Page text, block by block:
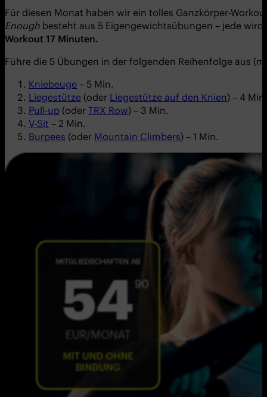
Für diesen Monat haben wir ein tolles Ganzkörper-
Enough besteht aus 5 Eigengewichtsübungen – jede
Workout 17 Minuten.
Führe die 5 Übungen in der folgenden Reihenfolge aus
Kniebeuge – 5 Min.
Liegestütze (oder Liegestütze auf den Knien) – 4 Min.
Pull-up (oder TRX Row) – 3 Min.
V-Sit – 2 Min.
Burpees (oder Mountain Climbers) – 1 Min.